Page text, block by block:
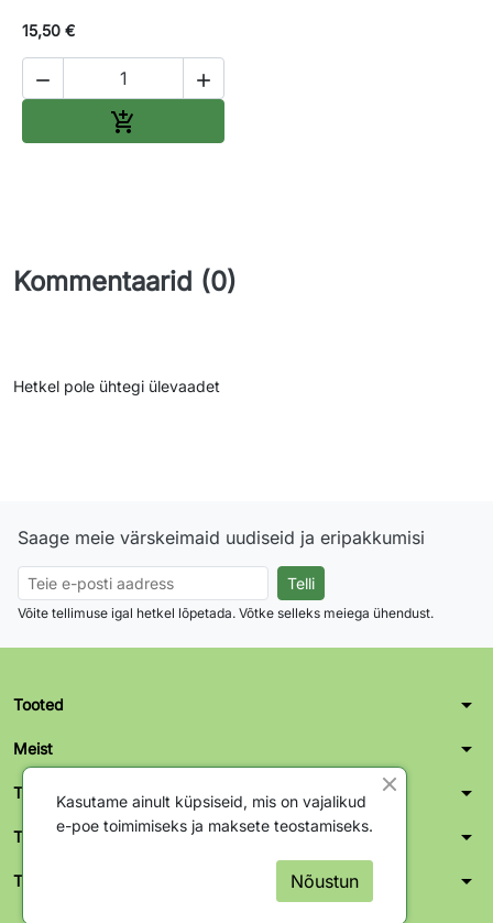
15,50 €
 

Kommentaarid (0)
Hetkel pole ühtegi ülevaadet
Saage meie värskeimaid uudiseid ja eripakkumisi
Võite tellimuse igal hetkel lõpetada. Võtke selleks meiega ühendust.
Tooted arrow_drop_down
Meist arrow_drop_down
Teie konto arrow_drop_down
Tallinn kontor-ladu arrow_drop_down
Tartu kontor-ladu arrow_drop_down
Kasutame ainult küpsiseid, mis on vajalikud
e-poe toimimiseks ja maksete teostamiseks.
Nõustun